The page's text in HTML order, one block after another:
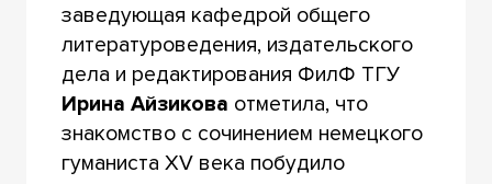
заведующая кафедрой общего
литературоведения, издательского
дела и редактирования ФилФ ТГУ
Ирина Айзикова отметила, что
знакомство с сочинением немецкого
гуманиста XV века побудило